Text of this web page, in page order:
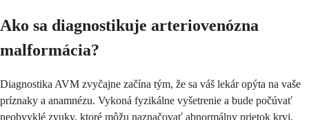
Ako sa diagnostikuje arteriovenózna
malformácia?
Diagnostika AVM zvyčajne začína tým, že sa váš lekár opýta na vaše
príznaky a anamnézu. Vykoná fyzikálne vyšetrenie a bude počúvať
neobvyklé zvuky, ktoré môžu naznačovať abnormálny prietok krvi.